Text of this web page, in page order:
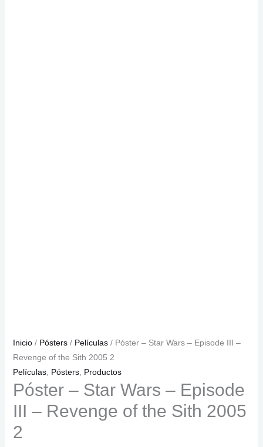
Inicio/ Pósters/ Películas/ Póster – Star Wars – Episode III –
Revenge of the Sith 2005 2
Películas, Pósters, Productos
Póster – Star Wars – Episode
III – Revenge of the Sith 2005
2